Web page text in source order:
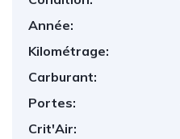
Année:
Kilométrage:
Carburant:
Portes:
Crit'Air: